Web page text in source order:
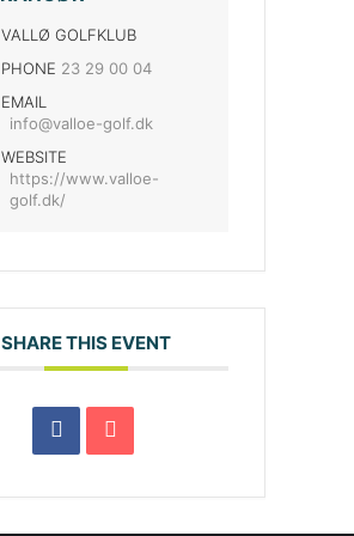
VALLØ GOLFKLUB
PHONE 23 29 00 04
EMAIL
info@valloe-golf.dk
WEBSITE
https://www.valloe-
golf.dk/
SHARE THIS EVENT